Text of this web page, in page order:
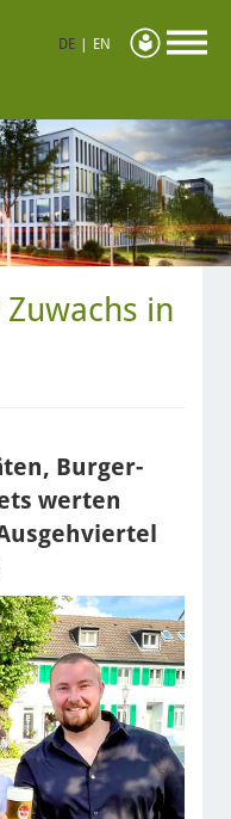
DE EN
in
Burger-
werten